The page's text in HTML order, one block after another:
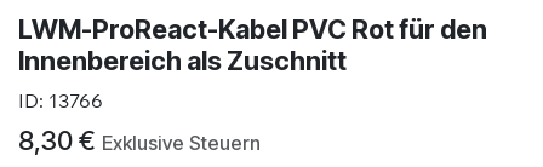
LWM-ProReact-Kabel PVC Rot für den
Innenbereich als Zuschnitt
ID: 13766
8,30€ Exklusive Steuern